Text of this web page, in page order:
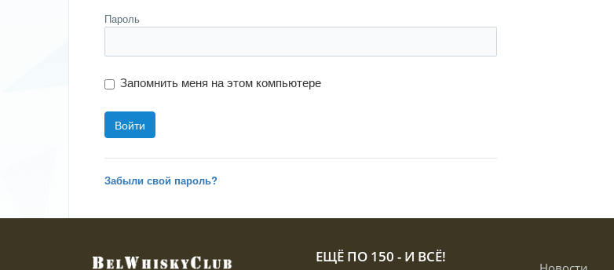
Пароль
Запомнить меня на этом компьютере
Забыли свой пароль?
ЕЩЁ ПО 150 - И ВСЁ!